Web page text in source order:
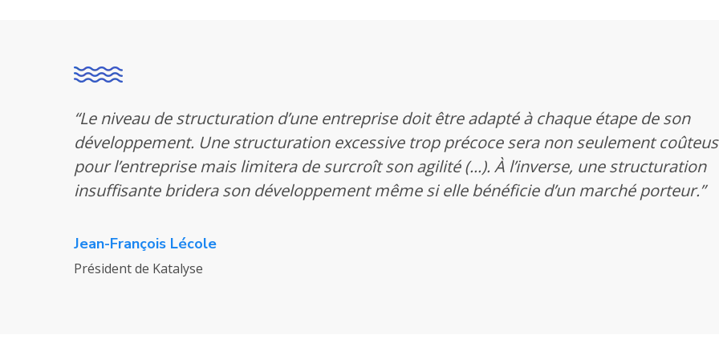
“Le niveau de structuration d’une entreprise doit être adapté à chaque étape de son
développement. Une structuration excessive trop précoce sera non seulement
pour l’entreprise mais limitera de surcroît son agilité (...). À l’inverse, une structuration
insuffisante bridera son développement même si elle bénéficie d’un marché porteur.”
Jean-François Lécole
Président de Katalyse